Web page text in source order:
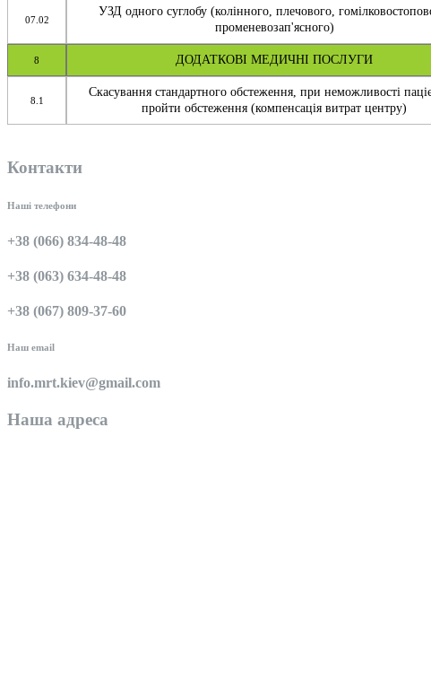
07.02
УЗД одного суглобу (колінного, плечового,
променевозап'ясного)
8 ДОДАТКОВІ МЕДИЧНІ ПОСЛУГИ
8.1
Скасування стандартного обстеження, при неможливості
пройти обстеження (компенсація витрат центру)
Контакти
Наші телефони
+38 (066) 834-48-48
+38 (063) 634-48-48
+38 (067) 809-37-60
Наш email
info.mrt.kiev@gmail.com
Наша адреса